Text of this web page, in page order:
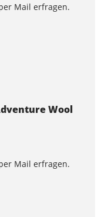
Mail erfragen.
Wool
Mail erfragen.